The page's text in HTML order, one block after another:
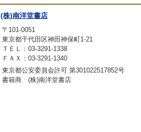
(株)南洋堂書店
〒101-0051
東京都千代田区神田神保町1-21
ＴＥＬ：03-3291-1338
ＦＡＸ：03-3291-1340
東京都公安委員会許可 第301022517852号
書籍商 (株)南洋堂書店